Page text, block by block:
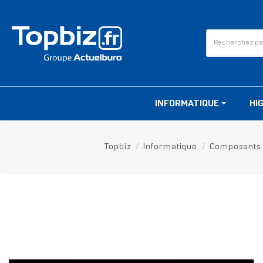
INFORMATIQUE
Topbiz Informatique Composants